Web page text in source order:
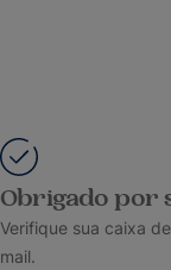
Obrigado por
Verifique sua caixa
mail.